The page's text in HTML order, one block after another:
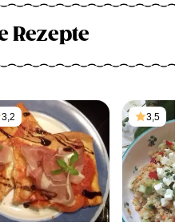
Rezepte
3,2 3,5